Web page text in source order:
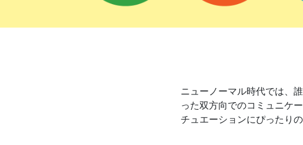
ニューノーマル時代では、
った双方向でのコミュニケ
チュエーションにぴったり